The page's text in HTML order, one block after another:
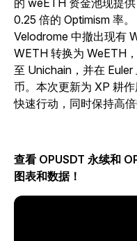
的 weETH 资金池现提
0.25 倍的 Optimism 率。
Velodrome 中撤出现有
WETH 转换为 WeETH
至 Unichain，并在
币。本次更新为 XP 耕
快速行动，同时保持高倍
查看 OPUSDT 永续和
图表和数据！